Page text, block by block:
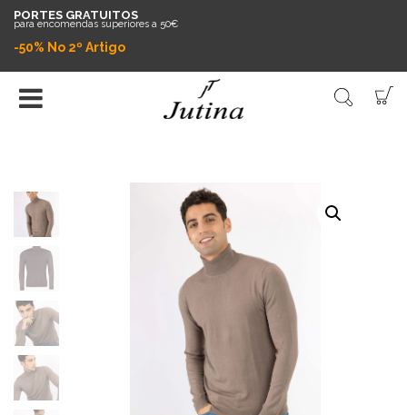
PORTES GRATUITOS
para encomendas superiores a 50€
-50% No 2º Artigo